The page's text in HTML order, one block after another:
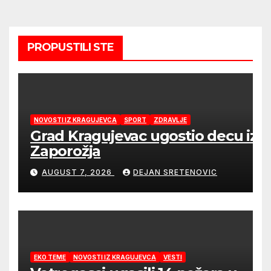
PROPUSTILI STE
NOVOSTI IZ KRAGUJEVCA SPORT ZDRAVLJE
Grad Kragujevac ugostio decu iz
Zaporožja
AUGUST 7, 2026 DEJAN SRETENOVIC
EKO TEME NOVOSTI IZ KRAGUJEVCA VESTI